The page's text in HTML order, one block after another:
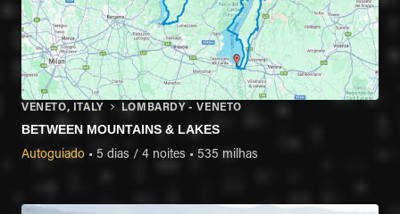
VENETO, ITALY LOMBARDY - VENETO
BETWEEN MOUNTAINS & LAKES
Autoguiado • 5 dias / 4 noites • 535 milhas